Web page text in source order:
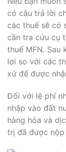
có câu trả lời
các thuế sẽ có
cần tra cứu cụ
thuế MFN. Sau
lợi so với các
xứ để được
Đối với lệ phí
nhập vào đất
hàng hóa và
trị đã được nộp